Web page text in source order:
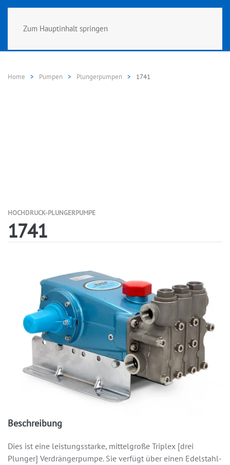
Zum Hauptinhalt springen
Home Pumpen Plungerpumpen 1741
HOCHDRUCK-PLUNGERPUMPE
1741
Beschreibung
Dies ist eine leistungsstarke, mittelgroße Triplex [drei
Plunger] Verdrängerpumpe. Sie verfügt über einen Edelstahl-